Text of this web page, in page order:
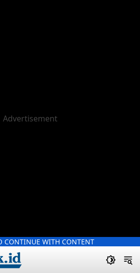
CONTINUE WITH CONTENT